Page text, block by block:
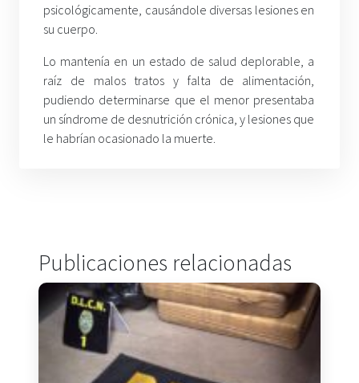
psicológicamente, causándole diversas lesiones en
su cuerpo.
Lo mantenía en un estado de salud deplorable, a
raíz de malos tratos y falta de alimentación,
pudiendo determinarse que el menor presentaba
un síndrome de desnutrición crónica, y lesiones que
le habrían ocasionado la muerte.
Publicaciones relacionadas